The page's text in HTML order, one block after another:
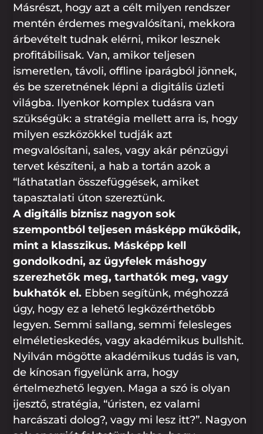
Másrészt, hogy azt a célt milyen rendszer
mentén érdemes megvalósítani, mekkora
árbevételt tudnak elérni, mikor lesznek
profitábilisak. Van, amikor teljesen
ismeretlen, távoli, offline iparágból jönnek,
és be szeretnének lépni a digitális üzleti
világba. Ilyenkor komplex tudásra van
szükségük: a stratégia mellett arra is, hogy
milyen eszközökkel tudják azt
megvalósítani, sales, vagy akár pénzügyi
tervet készíteni, a hab a tortán azok a
“láthatatlan összefüggések, amiket
tapasztalati úton szereztünk.
A digitális biznisz nagyon sok
szempontból teljesen másképp működik,
mint a klasszikus. Másképp kell
gondolkodni, az ügyfelek máshogy
szerezhetők meg, tarthatók meg, vagy
bukhatók el. Ebben segítünk, méghozzá
úgy, hogy ez a lehető legközérthetőbb
legyen. Semmi sallang, semmi felesleges
elméletieskedés, vagy akadémikus bullshit.
Nyilván mögötte akadémikus tudás is van,
de kínosan figyelünk arra, hogy
értelmezhető legyen. Maga a szó is olyan
ijesztő, stratégia, “úristen, ez valami
harcászati dolog?, vagy mi lesz itt?”. Nagyon